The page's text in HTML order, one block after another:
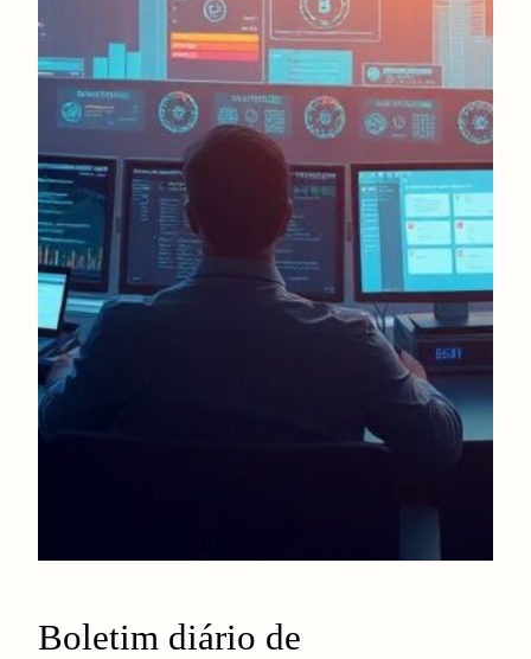
Boletim diário de